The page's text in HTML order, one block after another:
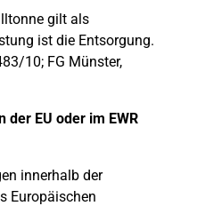
gilt als
ist die Entsorgung.
10; FG Münster,
der EU oder im EWR
innerhalb der
Europäischen